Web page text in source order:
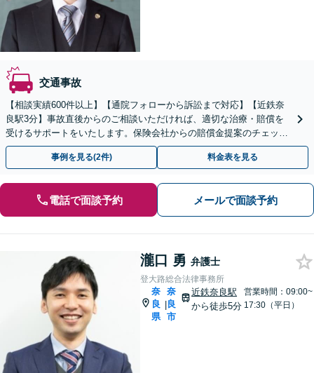
交通事故
【相談実績600件以上】【通院フォローから訴訟まで対応】【近鉄奈
良駅3分】事故直後からのご相談いただければ、適切な治療・賠償を
受けるサポートをいたします。保険会社からの賠償金提案のチェック
もいたします。いつでもご相談ください。
事例を見る(2件) 料金表を見る
電話で面談予約 メールで面談予約
瀧口 勇 弁護士
登大路総合法律事務所
奈
良
県
|
奈
良
市
近鉄奈良駅
から徒歩5分
営業時間：09:00~
17:30（平日）